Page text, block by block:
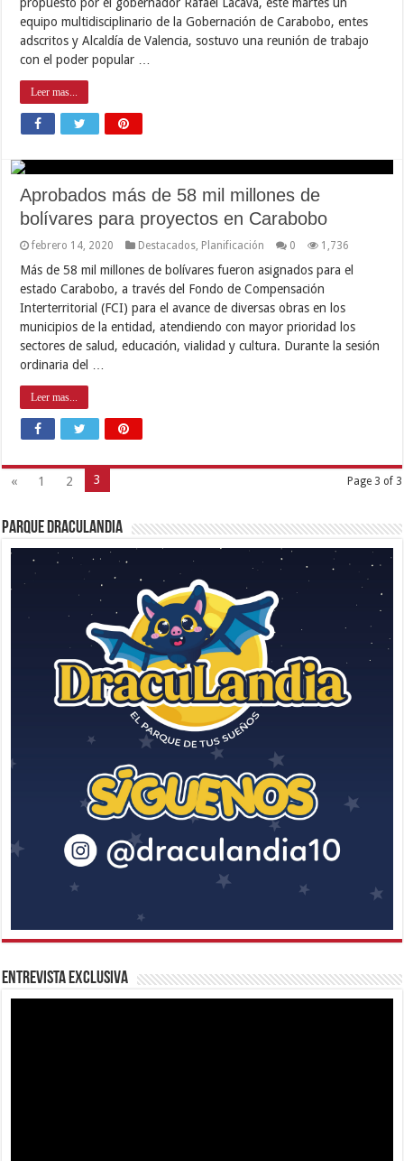
equipo multidisciplinario de la Gobernación de Carabobo, entes
adscritos y Alcaldía de Valencia, sostuvo una reunión de trabajo
con el poder popular …
Leer mas...
Aprobados más de 58 mil millones de
bolívares para proyectos en Carabobo
febrero 14, 2020 Destacados Planificación 0 1,736
Más de 58 mil millones de bolívares fueron asignados para el
estado Carabobo, a través del Fondo de Compensación
Interterritorial (FCI) para el avance de diversas obras en los
municipios de la entidad, atendiendo con mayor prioridad los
sectores de salud, educación, vialidad y cultura. Durante la sesión
ordinaria del …
Leer mas...
Page 3 of 3
« 1 2 3
Parque Draculandia
Entrevista Exclusiva